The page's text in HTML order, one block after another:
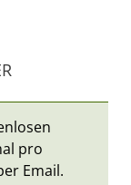
pro
Email.